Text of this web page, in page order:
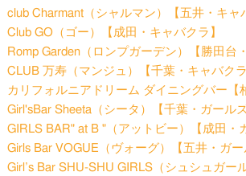
club Charmant（シャルマン）【五井・キャ
Club GO（ゴー）【成田・キャバクラ】
Romp Garden（ロンプガーデン）【勝田台
CLUB 万寿（マンジュ）【千葉・キャバクラ
カリフォルニアドリーム ダイニングバー【
Girl'sBar Sheeta（シータ）【千葉・ガールズ
GIRLS BAR" at B "（アットビー）【成田・
Girls Bar VOGUE（ヴォーグ）【五井・ガー
Girl’s Bar SHU-SHU GIRLS（シュシュガー